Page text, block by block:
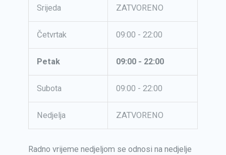
Srijeda ZATVORENO
Četvrtak 09:00 - 22:00
Petak 09:00 - 22:00
Subota 09:00 - 22:00
Nedjelja ZATVORENO
Radno vrijeme nedjeljom se odnosi na nedjelje